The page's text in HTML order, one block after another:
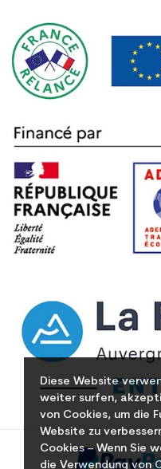
Diese Website
weiter surfen,
von Cookies, um die
Website zu
Cookies – Wenn Sie
die Verwendung von